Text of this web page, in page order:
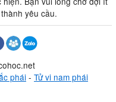
yêu cầu.
phái- Tử vi nam phái